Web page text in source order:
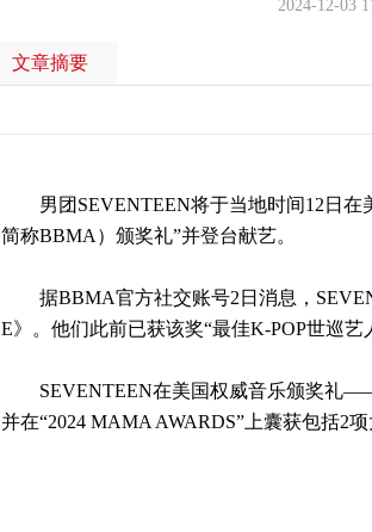
2024-12-03
文章摘要
男团SEVENTEEN将于当地时间12日在
简称BBMA）颁奖礼”并登台献艺。
据BBMA官方社交账号2日消息，
E》。他们此前已获该奖“最佳K-POP世巡艺
SEVENTEEN在美国权威音乐颁奖礼
并在“2024 MAMA AWARDS”上囊获包括2